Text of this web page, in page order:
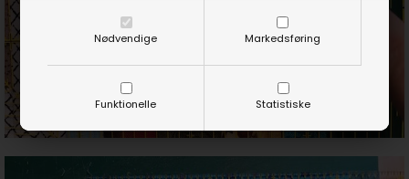
Nødvendige Markedsføring
Funktionelle Statistiske